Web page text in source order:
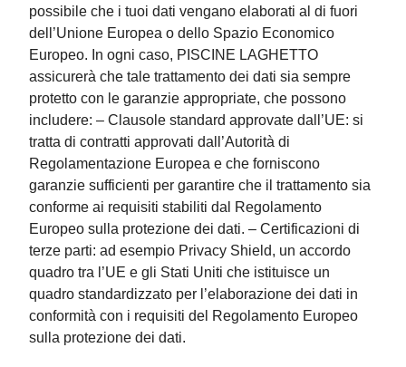
possibile che i tuoi dati vengano elaborati al di fuori
dell’Unione Europea o dello Spazio Economico
Europeo. In ogni caso, PISCINE LAGHETTO
assicurerà che tale trattamento dei dati sia sempre
protetto con le garanzie appropriate, che possono
includere: – Clausole standard approvate dall’UE: si
tratta di contratti approvati dall’Autorità di
Regolamentazione Europea e che forniscono
garanzie sufficienti per garantire che il trattamento sia
conforme ai requisiti stabiliti dal Regolamento
Europeo sulla protezione dei dati. – Certificazioni di
terze parti: ad esempio Privacy Shield, un accordo
quadro tra l’UE e gli Stati Uniti che istituisce un
quadro standardizzato per l’elaborazione dei dati in
conformità con i requisiti del Regolamento Europeo
sulla protezione dei dati.